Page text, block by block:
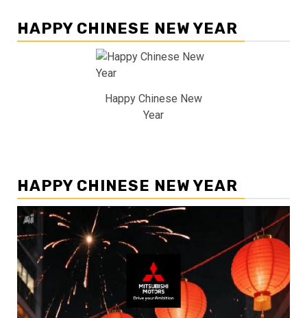
HAPPY CHINESE NEW YEAR
Happy Chinese New
Year
HAPPY CHINESE NEW YEAR
Pemutar